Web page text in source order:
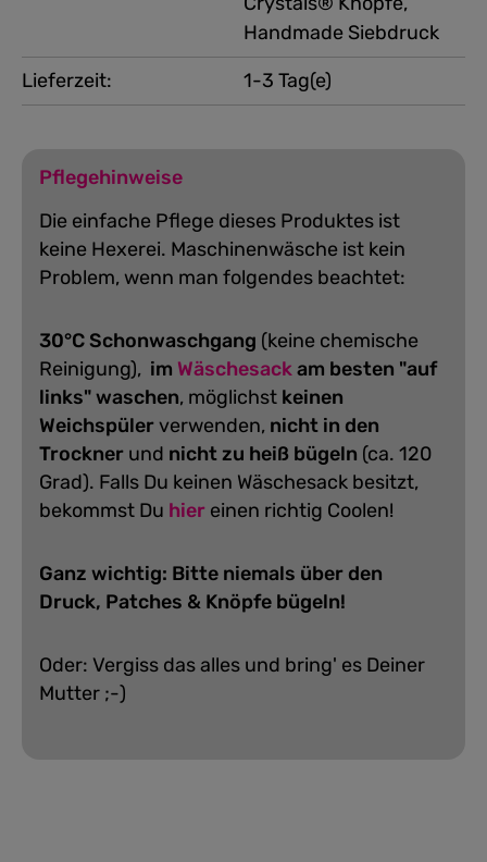
Handmade Siebdruck
Lieferzeit:
1-3 Tag(e)
Pflegehinweise
Die einfache Pflege dieses Produktes ist
keine Hexerei. Maschinenwäsche ist kein
Problem, wenn man folgendes beachtet:
30°C Schonwaschgang (keine chemische
Reinigung), im Wäschesackam besten "auf
links" waschen, möglichst keinen
Weichspülerverwenden, nicht in den
Trockner und nicht zu heiß bügeln (ca. 120
Grad). Falls Du keinen Wäschesack besitzt,
bekommst Du hier einen richtig Coolen!
Ganz wichtig: Bitte niemals über den
Druck, Patches & Knöpfe bügeln!
Oder: Vergiss das alles und bring' es Deiner
Mutter ;-)